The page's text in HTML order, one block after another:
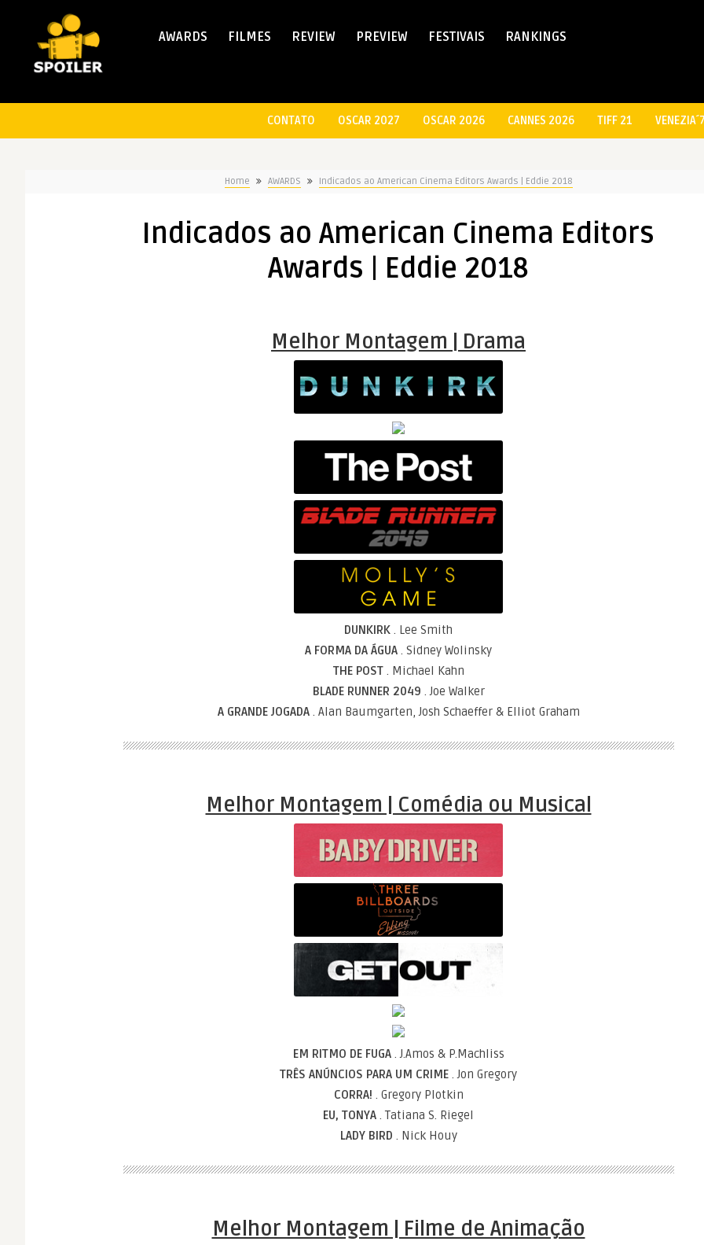
AWARDS FILMES REVIEW PREVIEW FESTIVAIS RANKINGS
CONTATO OSCAR 2027 OSCAR 2026 CANNES 2026 TIFF 21
Home AWARDS Indicados ao American Cinema Editors Awards | Eddie 2018
Indicados ao American Cinema Editors
Awards | Eddie 2018
Melhor Montagem | Drama
DUNKIRK . Lee Smith
A FORMA DA ÁGUA . Sidney Wolinsky
THE POST. Michael Kahn
BLADE RUNNER 2049 . Joe Walker
A GRANDE JOGADA. Alan Baumgarten, Josh Schaeffer & Elliot Graham
Melhor Montagem | Comédia ou Musical
EM RITMO DE FUGA. J.Amos & P.Machliss
TRÊS ANÚNCIOS PARA UM CRIME . Jon Gregory
CORRA! . Gregory Plotkin
EU, TONYA . Tatiana S. Riegel
LADY BIRD . Nick Houy
Melhor Montagem | Filme de Animação